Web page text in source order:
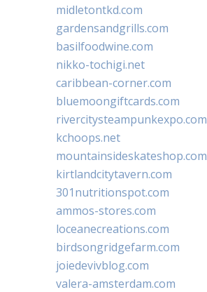
midletontkd.com
gardensandgrills.com
basilfoodwine.com
nikko-tochigi.net
caribbean-corner.com
bluemoongiftcards.com
rivercitysteampunkexpo.com
kchoops.net
mountainsideskateshop.com
kirtlandcitytavern.com
301nutritionspot.com
ammos-stores.com
loceanecreations.com
birdsongridgefarm.com
joiedevivblog.com
valera-amsterdam.com